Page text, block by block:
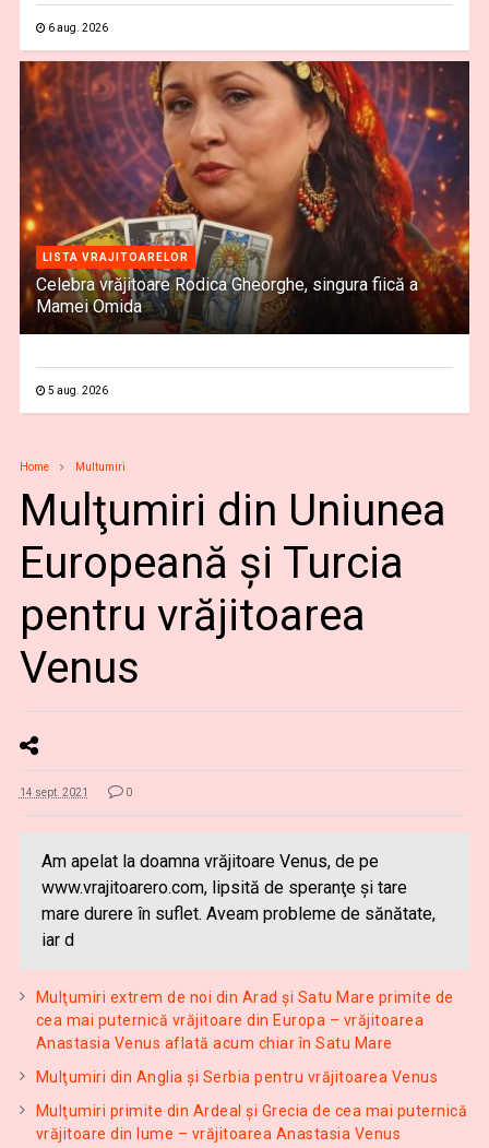
6 aug. 2026
LISTA VRAJITOARELOR
Celebra vrăjitoare Rodica Gheorghe, singura fiică a
Mamei Omida
5 aug. 2026
Home Multumiri
Mulţumiri din Uniunea
Europeană și Turcia
pentru vrăjitoarea
Venus
14 sept. 2021 0
Am apelat la doamna vrăjitoare Venus, de pe
www.vrajitoarero.com, lipsită de speranţe şi tare
mare durere în suflet. Aveam probleme de sănătate,
iar d
Mulţumiri extrem de noi din Arad și Satu Mare primite de
cea mai puternică vrăjitoare din Europa – vrăjitoarea
Anastasia Venus aflată acum chiar în Satu Mare
Mulţumiri din Anglia și Serbia pentru vrăjitoarea Venus
Mulţumiri primite din Ardeal și Grecia de cea mai puternică
vrăjitoare din lume – vrăjitoarea Anastasia Venus